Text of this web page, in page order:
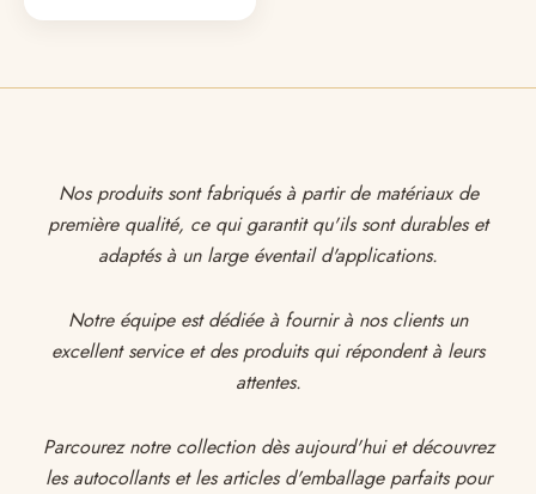
Nos produits sont fabriqués à partir de matériaux de
première qualité, ce qui garantit qu'ils sont durables et
adaptés à un large éventail d'applications.
Notre équipe est dédiée à fournir à nos clients un
excellent service et des produits qui répondent à leurs
attentes.
Parcourez notre collection dès aujourd'hui et découvrez
les autocollants et les articles d'emballage parfaits pour